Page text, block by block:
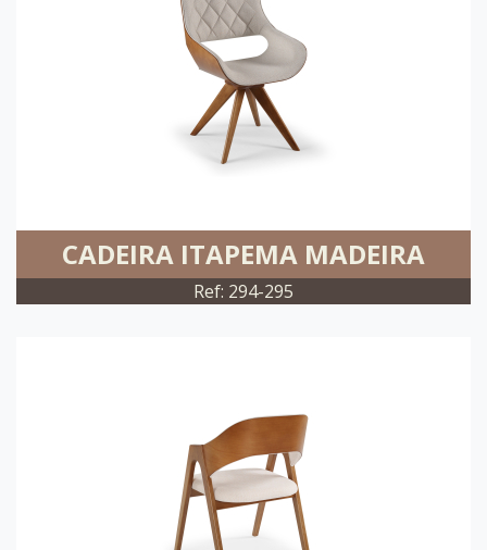
CADEIRA ITAPEMA MADEIRA
Ref: 294-295